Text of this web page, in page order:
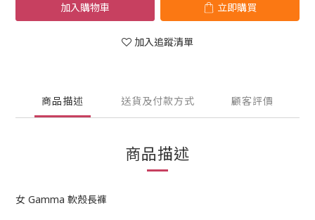
加入購物車 立即購買
加入追蹤清單
商品描述 送貨及付款方式 顧客評價
商品描述
女 Gamma 軟殼長褲